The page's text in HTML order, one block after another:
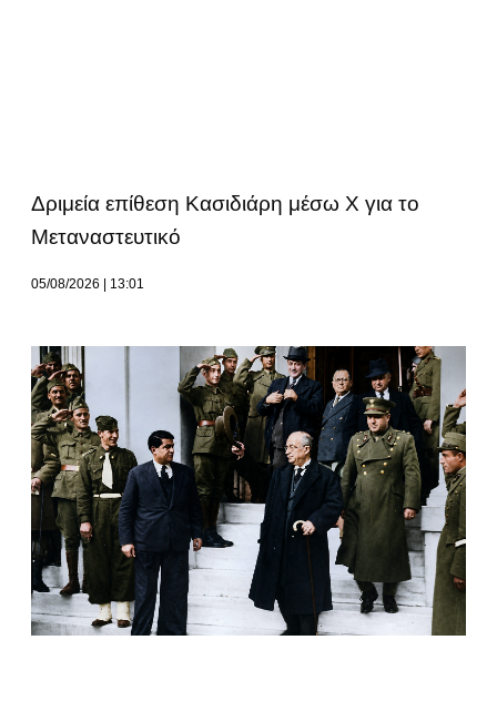
Δριμεία επίθεση Κασιδιάρη μέσω Χ για το
Μεταναστευτικό
05/08/2026 13:01